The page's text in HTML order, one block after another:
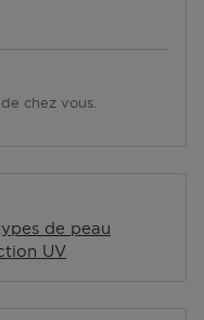
chez vous.
de peau
UV